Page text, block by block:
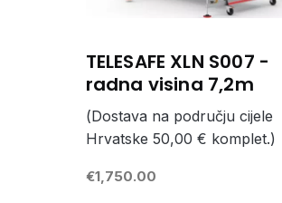
TELESAFE XLN S007 -
radna visina 7,2m
(Dostava na području cijele
Hrvatske 50,00 € komplet.)
€1,750.00